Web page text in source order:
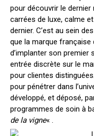
pour découvrir le dernier
carrées de luxe, calme
dernier. C’est au sein
que la marque
d’implanter son premier
entrée discrète sur le
pour clientes
pour pénétrer dans
développé, et déposé,
programmes de soin à
de la vigne« .